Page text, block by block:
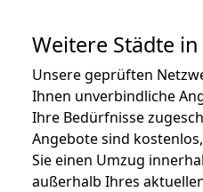
Weitere Städte
Unsere geprüften
Ihnen unverbindliche
Ihre Bedürfnisse
Angebote sind
Sie einen Umzug
außerhalb Ihres